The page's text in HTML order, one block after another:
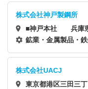
株式会社神戸製鋼所
■神戸本社 兵庫県
東京本社 東京都
鉱業・金属製品・
株式会社UACJ
東京都港区三田三